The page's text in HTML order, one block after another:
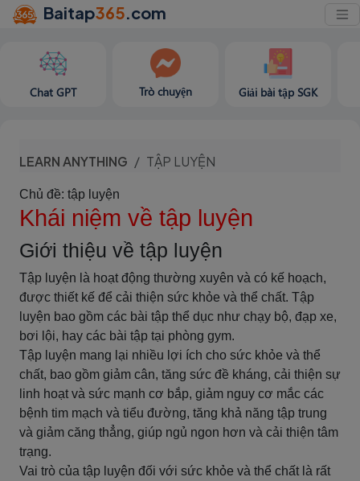
Baitap365.com
Chat GPT Trò chuyện Giải bài tập SGK
LEARN ANYTHING TẬP LUYỆN
Chủ đề: tập luyện
Khái niệm về tập luyện
Giới thiệu về tập luyện
Tập luyện là hoạt động thường xuyên và có kế hoạch,
được thiết kế để cải thiện sức khỏe và thể chất. Tập
luyện bao gồm các bài tập thể dục như chạy bộ, đạp xe,
bơi lội, hay các bài tập tại phòng gym.
Tập luyện mang lại nhiều lợi ích cho sức khỏe và thể
chất, bao gồm giảm cân, tăng sức đề kháng, cải thiện sự
linh hoạt và sức mạnh cơ bắp, giảm nguy cơ mắc các
bệnh tim mạch và tiểu đường, tăng khả năng tập trung
và giảm căng thẳng, giúp ngủ ngon hơn và cải thiện tâm
trạng.
Vai trò của tập luyện đối với sức khỏe và thể chất là rất